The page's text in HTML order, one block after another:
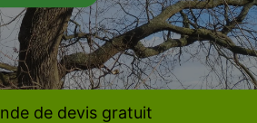
de devis gratuit